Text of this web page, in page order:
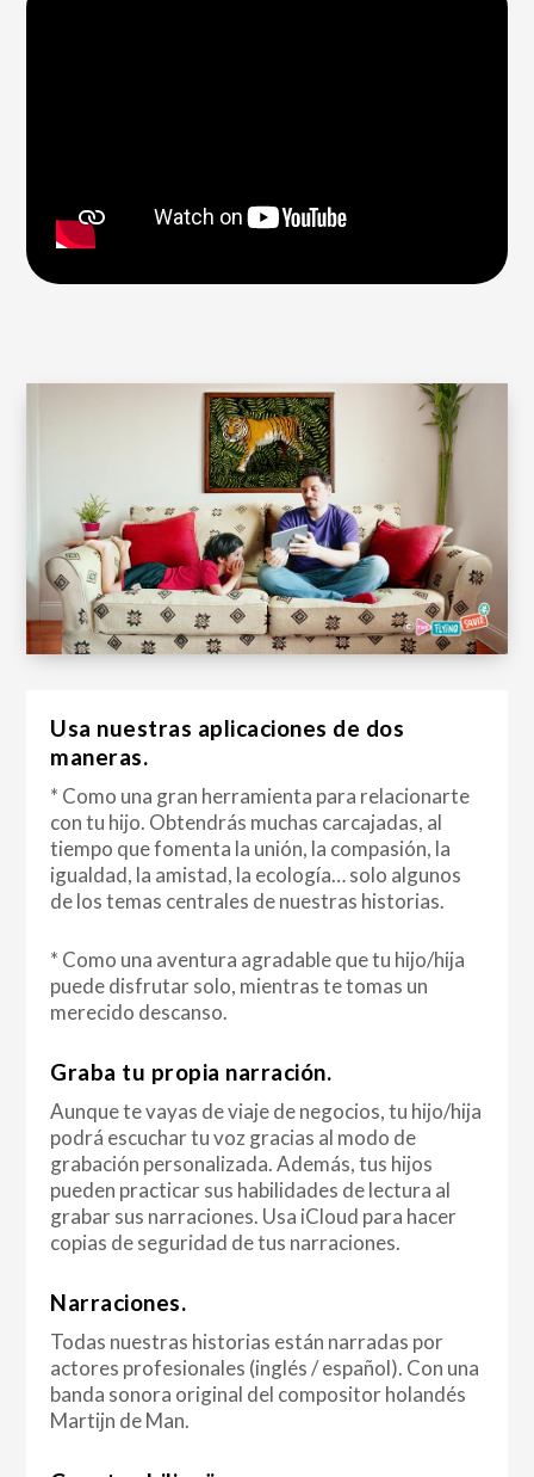
Usa nuestras aplicaciones de dos
maneras.
* Como una gran herramienta para relacionarte
con tu hijo. Obtendrás muchas carcajadas, al
tiempo que fomenta la unión, la compasión, la
igualdad, la amistad, la ecología… solo algunos
de los temas centrales de nuestras historias.
* Como una aventura agradable que tu hijo/hija
puede disfrutar solo, mientras te tomas un
merecido descanso.
Graba tu propia narración.
Aunque te vayas de viaje de negocios, tu hijo/hija
podrá escuchar tu voz gracias al modo de
grabación personalizada. Además, tus hijos
pueden practicar sus habilidades de lectura al
grabar sus narraciones. Usa iCloud para hacer
copias de seguridad de tus narraciones.
Narraciones.
Todas nuestras historias están narradas por
actores profesionales (inglés / español). Con una
banda sonora original del compositor holandés
Martijn de Man.